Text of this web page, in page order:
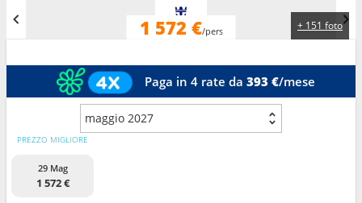
+ 151 foto
1 572 €/pers
Paga in 4 rate da 393 €/mese
maggio 2027
PREZZO MIGLIORE
29 Mag
1 572 €
Le nostre destinazioni
Mesi di partenza
Porti Compagnie